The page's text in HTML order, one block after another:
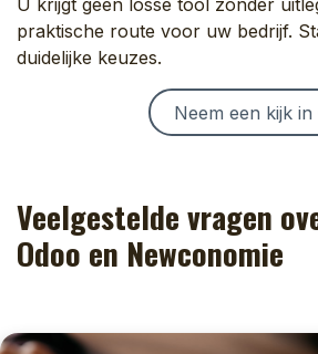
U krijgt geen losse tool zonder
praktische route voor uw bedrijf.
duidelijke keuzes.
Neem een kijk
Veelgestelde vragen
Odoo en Newconomie